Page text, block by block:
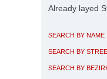
Already layed
SEARCH BY NAME
SEARCH BY
SEARCH BY